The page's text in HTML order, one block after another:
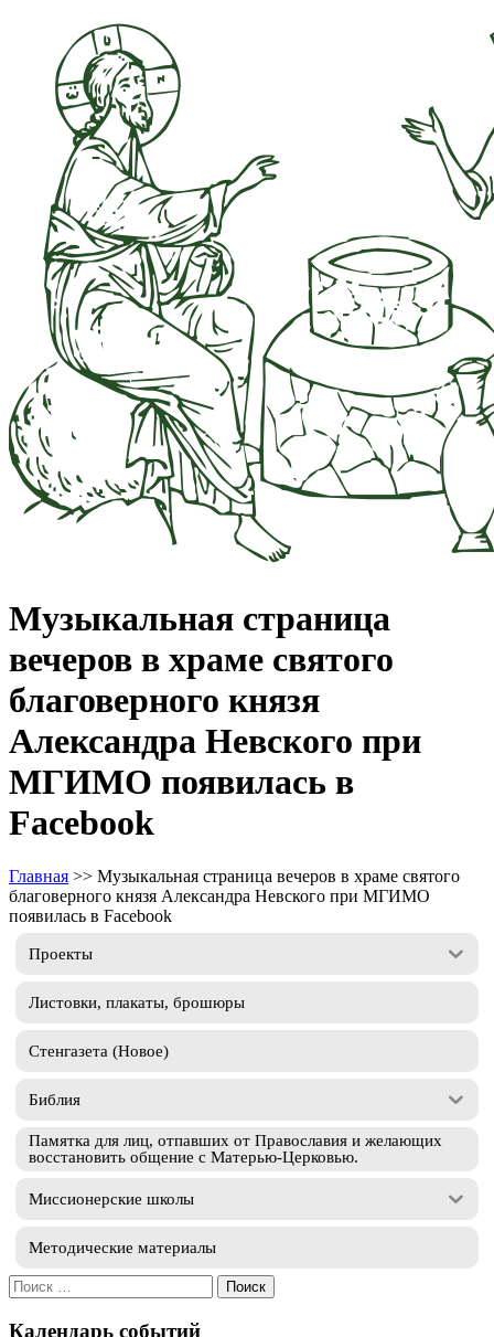
Музыкальная страница
вечеров в храме святого
благоверного князя
Александра Невского при
МГИМО появилась в
Facebook
Главная >> Музыкальная страница вечеров в храме святого
благоверного князя Александра Невского при МГИМО
появилась в Facebook
Проекты
Листовки, плакаты, брошюры
Стенгазета (Новое)
Библия
Памятка для лиц, отпавших от Православия и желающих
восстановить общение с Матерью-Церковью.
Миссионерские школы
Методические материалы
Искать:
Календарь событий